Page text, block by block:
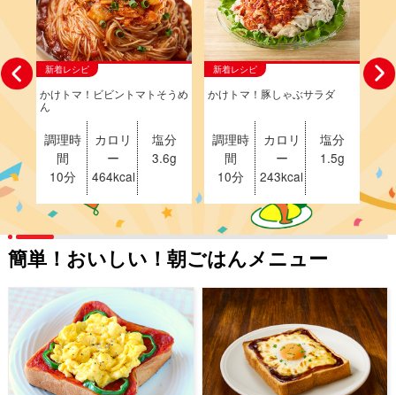
新着レシピ
かけトマ！ビビントマトそうめ
ん
調理時
間
10分
カロリ
ー
464kcal
塩分
3.6g
新着レシピ
かけトマ！豚しゃぶサラダ
調理時
間
10分
カロリ
ー
243kcal
塩分
1.5g
ツ
簡単！おいしい！朝ごはんメニュー